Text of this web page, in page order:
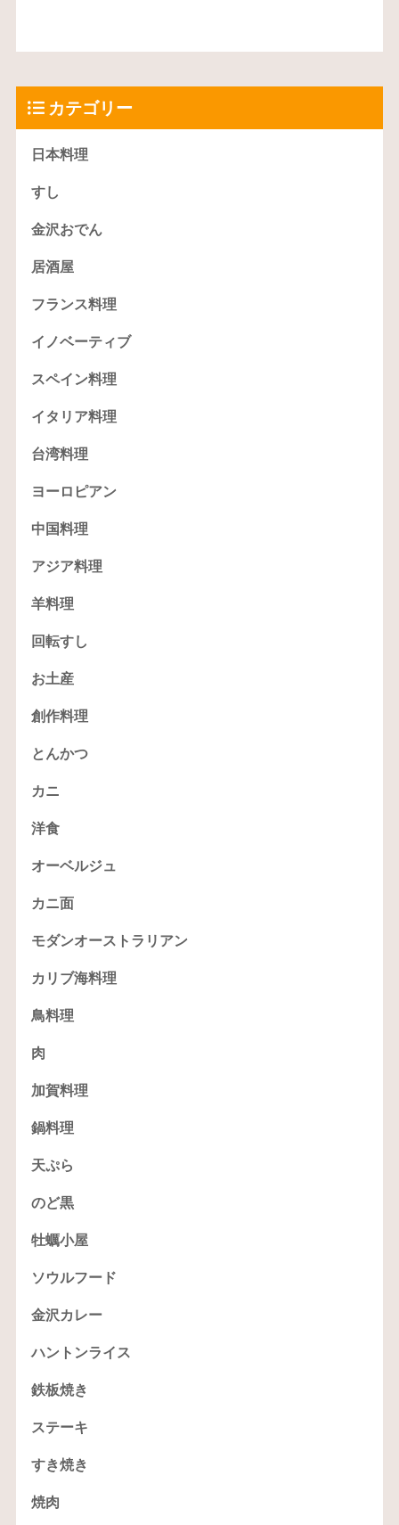
カテゴリー
日本料理
すし
金沢おでん
居酒屋
フランス料理
イノベーティブ
スペイン料理
イタリア料理
台湾料理
ヨーロピアン
中国料理
アジア料理
羊料理
回転すし
お土産
創作料理
とんかつ
カニ
洋食
オーベルジュ
カニ面
モダンオーストラリアン
カリブ海料理
鳥料理
肉
加賀料理
鍋料理
天ぷら
のど黒
牡蠣小屋
ソウルフード
金沢カレー
ハントンライス
鉄板焼き
ステーキ
すき焼き
焼肉